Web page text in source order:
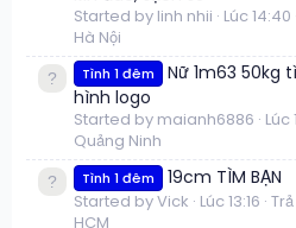
Started by linh nhii Lúc 14:40
Hà Nội
Tình 1 đêm
Nữ 1m63 50kg
hình logo
Started by maianh6886 Lúc
Quảng Ninh
Tình 1 đêm 19cm TÌM BẠN
Started by Vick Lúc 13:16
HCM